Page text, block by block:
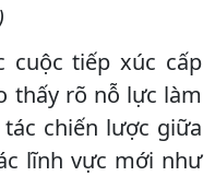
cuộc tiếp xúc cấp
thấy rõ nỗ lực làm
chiến lược giữa
lĩnh vực mới như